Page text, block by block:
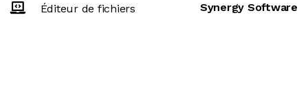
Éditeur de fichiers Synergy Software